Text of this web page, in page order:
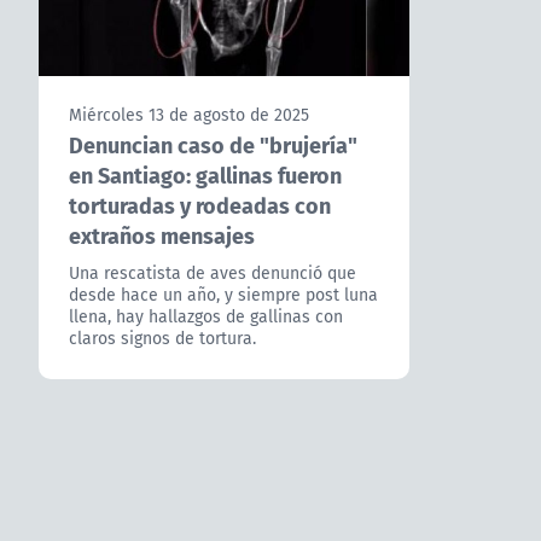
Miércoles 13 de agosto de 2025
Denuncian caso de "brujería"
en Santiago: gallinas fueron
torturadas y rodeadas con
extraños mensajes
Una rescatista de aves denunció que
desde hace un año, y siempre post luna
llena, hay hallazgos de gallinas con
claros signos de tortura.